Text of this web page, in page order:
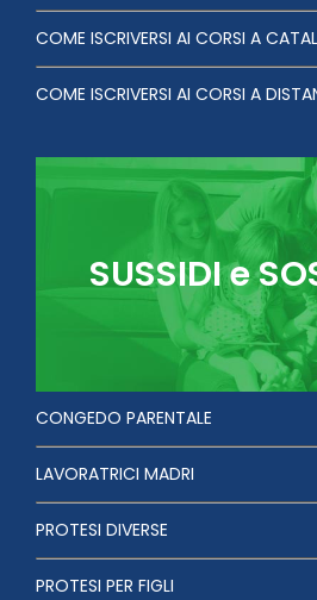
COME ISCRIVERSI AI CORSI A
COME ISCRIVERSI AI CORSI A
SUSSIDI e
CONGEDO PARENTALE
LAVORATRICI MADRI
PROTESI DIVERSE
PROTESI PER FIGLI